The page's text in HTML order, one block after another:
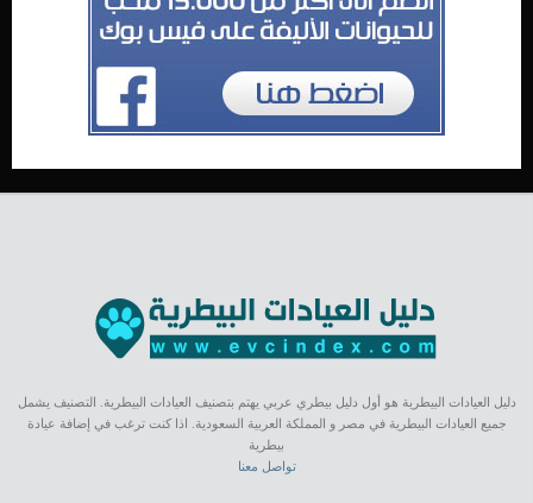
دليل العيادات البيطرية هو أول دليل بيطري عربي يهتم بتصنيف العيادات البيطرية. التصنيف يشمل
جميع العيادات البيطرية في مصر و المملكة العربية السعودية. اذا كنت ترغب في إضافة عيادة
بيطرية
تواصل معنا